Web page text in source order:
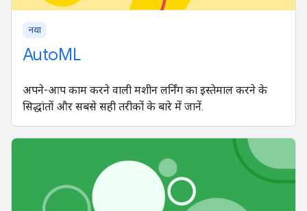
नया
AutoML
अपने-आप काम करने वाली मशीन लर्निंग का इस्तेमाल करने के
सिद्धांतों और सबसे सही तरीकों के बारे में जानें.